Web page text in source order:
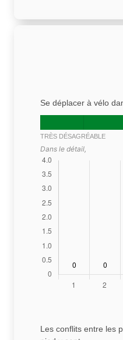
Se déplacer à vélo
TRÈS DÉSAGRÉABLE
Dans le détail,
Les conflits entre les